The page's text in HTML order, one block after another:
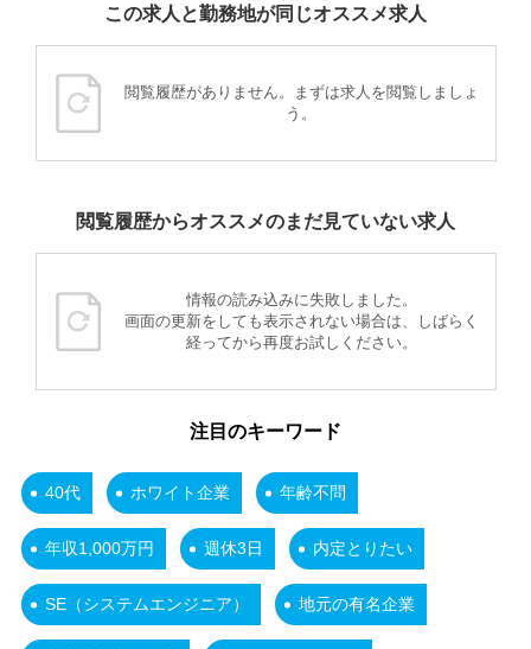
この求人と勤務地が同じオススメ求人
閲覧履歴がありません。まずは求人を閲覧しましょ
う。
閲覧履歴からオススメのまだ見ていない求人
情報の読み込みに失敗しました。
画面の更新をしても表示されない場合は、しばらく
経ってから再度お試しください。
注目のキーワード
40代 ホワイト企業 年齢不問
年収1,000万円 週休3日 内定とりたい
SE（システムエンジニア） 地元の有名企業